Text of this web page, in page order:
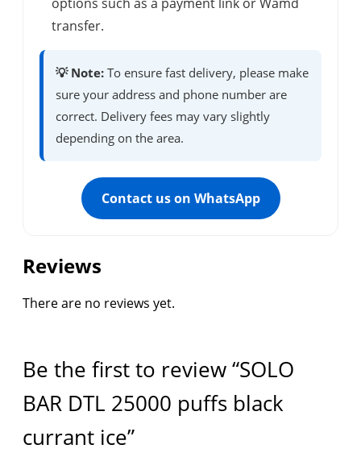
transfer.
💡 Note: To ensure fast delivery, please make
sure your address and phone number are
correct. Delivery fees may vary slightly
depending on the area.
Contact us on WhatsApp
Reviews
There are no reviews yet.
Be the first to review “SOLO
BAR DTL 25000 puffs black
currant ice”